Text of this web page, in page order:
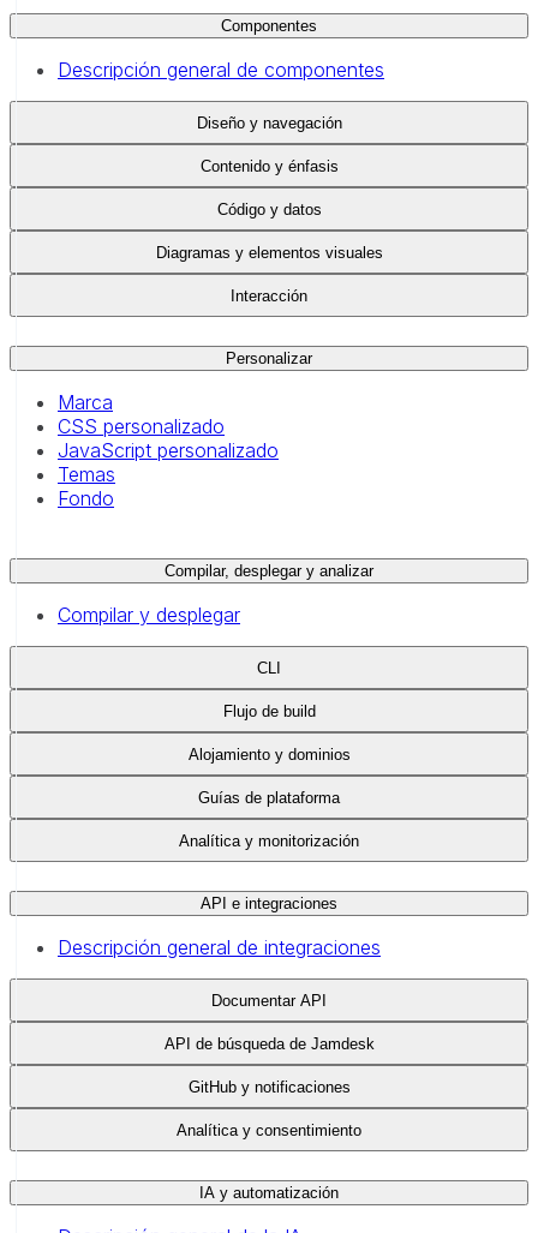
Componentes
Descripción general de componentes
Diseño y navegación
Contenido y énfasis
Código y datos
Diagramas y elementos visuales
Interacción
Personalizar
Marca
CSS personalizado
JavaScript personalizado
Temas
Fondo
Compilar, desplegar y analizar
Compilar y desplegar
CLI
Flujo de build
Alojamiento y dominios
Guías de plataforma
Analítica y monitorización
API e integraciones
Descripción general de integraciones
Documentar API
API de búsqueda de Jamdesk
GitHub y notificaciones
Analítica y consentimiento
IA y automatización